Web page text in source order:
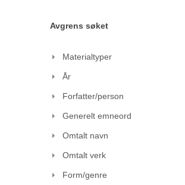
Avgrens søket
Materialtyper
År
Forfatter/person
Generelt emneord
Omtalt navn
Omtalt verk
Form/genre